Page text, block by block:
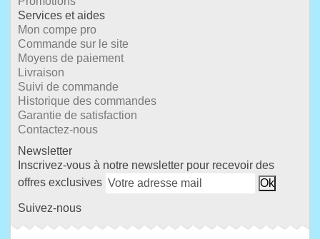
Services et aides
Mon compe pro
Commande sur le site
Moyens de paiement
Livraison
Suivi de commande
Historique des commandes
Garantie de satisfaction
Contactez-nous
Newsletter
Inscrivez-vous à notre newsletter pour recevoir des
offres exclusives
Suivez-nous